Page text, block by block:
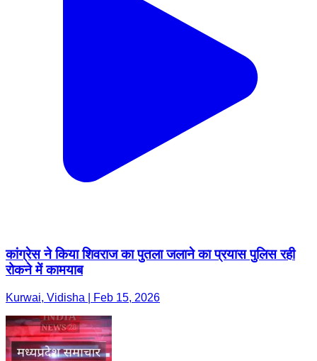
कांग्रेस ने किया शिवराज का पुतला जलाने का प्रयास पुलिस रही
रोकने में कामयाब
Kurwai, Vidisha | Feb 15, 2026